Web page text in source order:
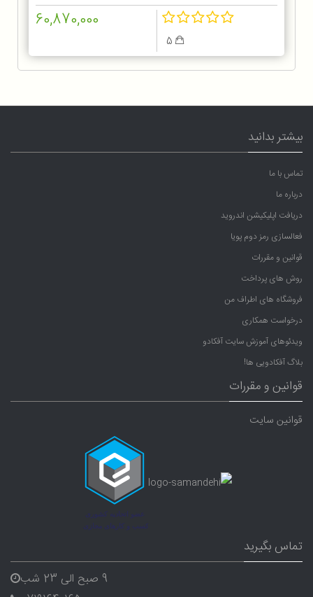
60,870,000
بیشتر بدانید
تماس با ما
درباره ما
دریافت اپلیکیشن اندروید
فعالسازی رمز دوم پویا
قوانین و مقررات
روش های پرداخت
فروشگاه های اطراف من
درخواست همکاری
ویدئوهای آموزش سایت آفکادو
بلاگ آفکادویی ها!
قوانین و مقررات
قوانین سایت
تماس بگیرید
9 صبح الی 23 شب